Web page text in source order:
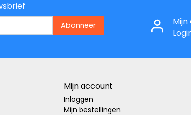
Abonneer
Mijn account
Inloggen
Mijn bestellingen